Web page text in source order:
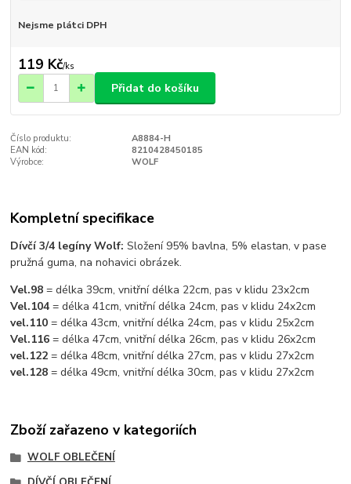
Nejsme plátci DPH
119 Kč/ks
Přidat do košíku
Číslo produktu:
A8884-H
EAN kód:
8210428450185
Výrobce:
WOLF
Kompletní specifikace
Dívčí 3/4 legíny Wolf:Složení 95% bavlna, 5% elastan, v pase
pružná guma, na nohavici obrázek.
Vel.98= délka 39cm, vnitřní délka 22cm, pas v klidu 23x2cm
Vel.104 = délka 41cm, vnitřní délka 24cm, pas v klidu 24x2cm
vel.110 = délka 43cm, vnitřní délka 24cm, pas v klidu 25x2cm
Vel.116= délka 47cm, vnitřní délka 26cm, pas v klidu 26x2cm
vel.122= délka 48cm, vnitřní délka 27cm, pas v klidu 27x2cm
vel.128= délka 49cm, vnitřní délka 30cm, pas v klidu 27x2cm
Zboží zařazeno v kategoriích
WOLF OBLEČENÍ